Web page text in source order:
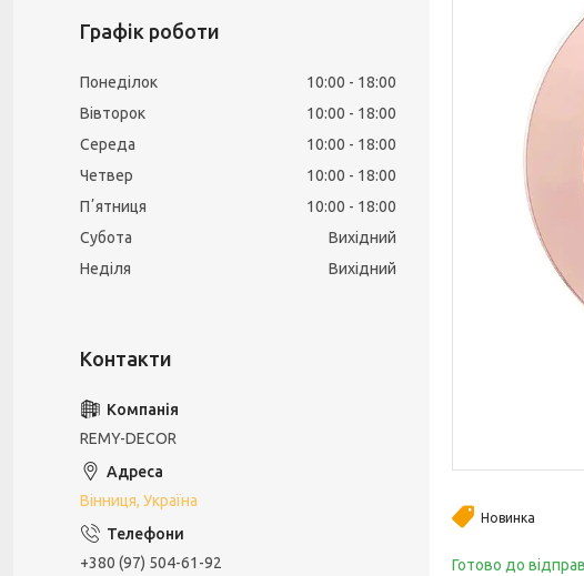
Новинка
Готово до
Графік роботи
Понеділок 10:00
18:00
Вівторок
10:00
18:00
Середа
10:00
18:00
Четвер
10:00
18:00
Пʼятниця
10:00
18:00
Субота
Вихідний
Неділя
Вихідний
REMY-DECOR
Вінниця, Україна
+380 (97) 504-61-92